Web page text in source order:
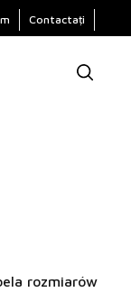
Contactați
rozmiarów